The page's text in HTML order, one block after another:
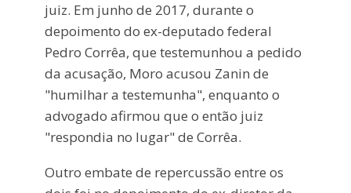
juiz. Em junho de 2017, durante o
depoimento do ex-deputado federal
Pedro Corrêa, que testemunhou a pedido
da acusação, Moro acusou Zanin de
"humilhar a testemunha", enquanto o
advogado afirmou que o então juiz
"respondia no lugar" de Corrêa.
Outro embate de repercussão entre os